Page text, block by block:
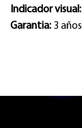
Indicador visual:
Garantia: 3 años